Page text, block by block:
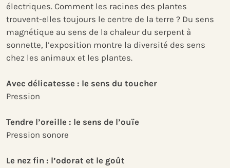
électriques. Comment les racines des plantes
trouvent-elles toujours le centre de la terre ? Du sens
magnétique au sens de la chaleur du serpent à
sonnette, l’exposition montre la diversité des sens
chez les animaux et les plantes.
Avec délicatesse : le sens du toucher
Pression
Tendre l’oreille : le sens de l’ouïe
Pression sonore
Le nez fin : l’odorat et le goût